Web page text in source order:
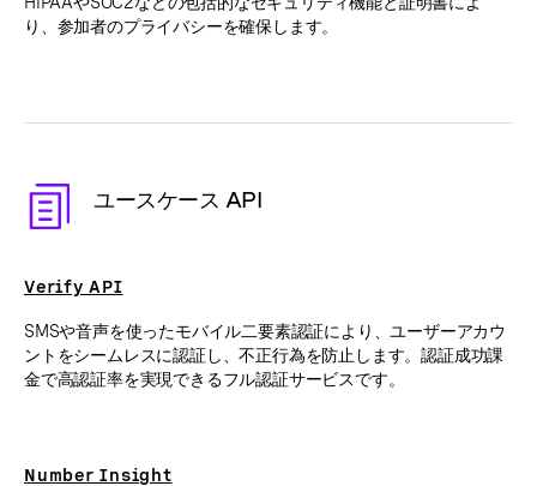
り、参加者のプライバシーを確保します。
ユースケース API
Verify API
SMSや音声を使ったモバイル二要素認証により、ユーザーアカウ
ントをシームレスに認証し、不正行為を防止します。認証成功課
金で高認証率を実現できるフル認証サービスです。
Number Insight